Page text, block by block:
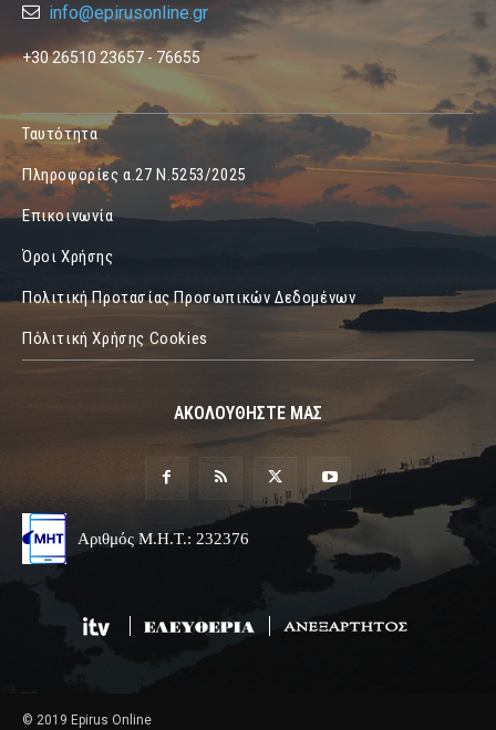
info@epirusonline.gr
+30 26510 23657 - 76655
Ταυτότητα
Πληροφορίες α.27 Ν.5253/2025
Επικοινωνία
Όροι Χρήσης
Πολιτική Προτασίας Προσωπικών Δεδομένων
Πόλιτική Χρήσης Cookies
ΑΚΟΛΟΥΘΗΣΤΕ ΜΑΣ
Αριθμός Μ.Η.Τ.: 232376
© 2019 Epirus Online